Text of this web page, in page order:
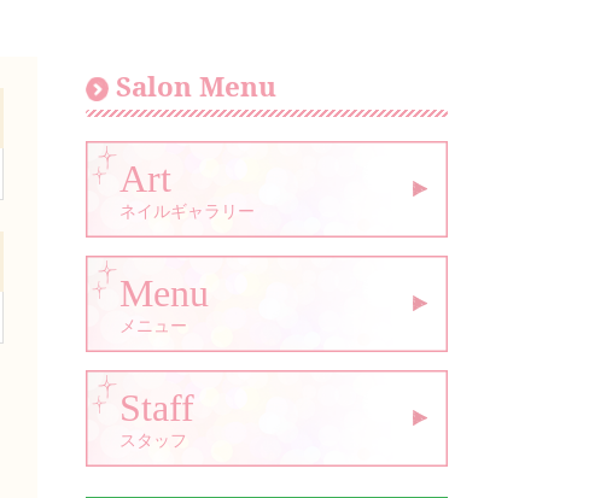
Salon Menu
Art
ネイルギャラリー
Menu
メニュー
Staff
スタッフ